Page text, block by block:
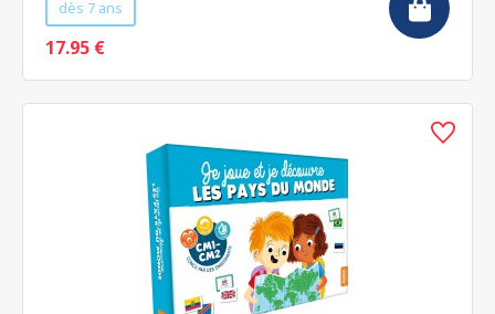
dès 7 ans
17.95 €